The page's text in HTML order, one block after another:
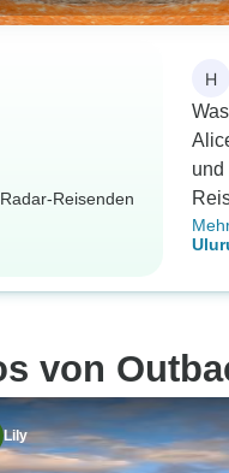
Reisenden
H
und
und
nie
von
Lily